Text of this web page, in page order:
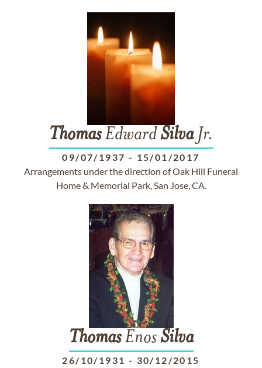
ThomasEdwardSilvaJr.
09/07/1937 - 15/01/2017
Arrangements under the direction of Oak Hill Funeral
Home & Memorial Park, San Jose, CA.
ThomasEnosSilva
26/10/1931 - 30/12/2015